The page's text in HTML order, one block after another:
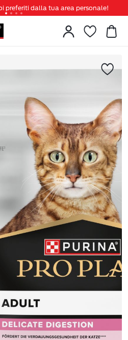
preferiti dalla tua area personale!
ti aspettano, non perderteli!
a partire da 49 €